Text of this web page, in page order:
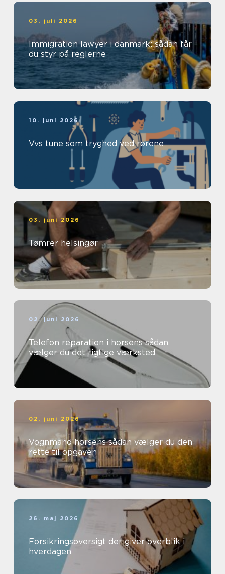
03. juli 2026
Immigration lawyer i danmark: sådan får
du styr på reglerne
10. juni 2026
Vvs tune som tryghed ved rørene
03. juni 2026
Tømrer helsingør
02. juni 2026
Telefon reparation i horsens sådan
vælger du det rigtige værksted
02. juni 2026
Vognmand horsens sådan vælger du den
rette til opgaven
26. maj 2026
Forsikringsoversigt der giver overblik i
hverdagen